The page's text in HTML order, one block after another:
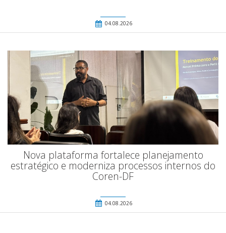
04.08.2026
Nova plataforma fortalece planejamento
estratégico e moderniza processos internos do
Coren-DF
04.08.2026